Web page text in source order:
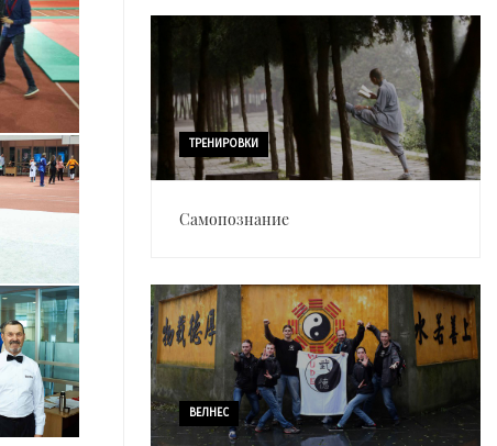
ТРЕНИРОВКИ
Самопознание
ВЕЛНЕС